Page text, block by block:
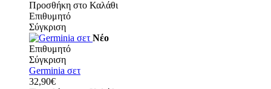
Προσθήκη στο Καλάθι
Επιθυμητό
Σύγκριση
Νέο
Επιθυμητό
Σύγκριση
Germinia σετ
32,90€